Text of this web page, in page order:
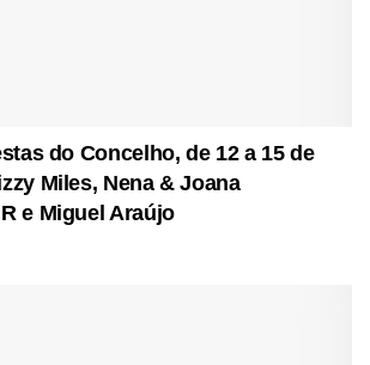
do Concelho, de 12 a 15 de
Miles, Nena & Joana
e Miguel Araújo